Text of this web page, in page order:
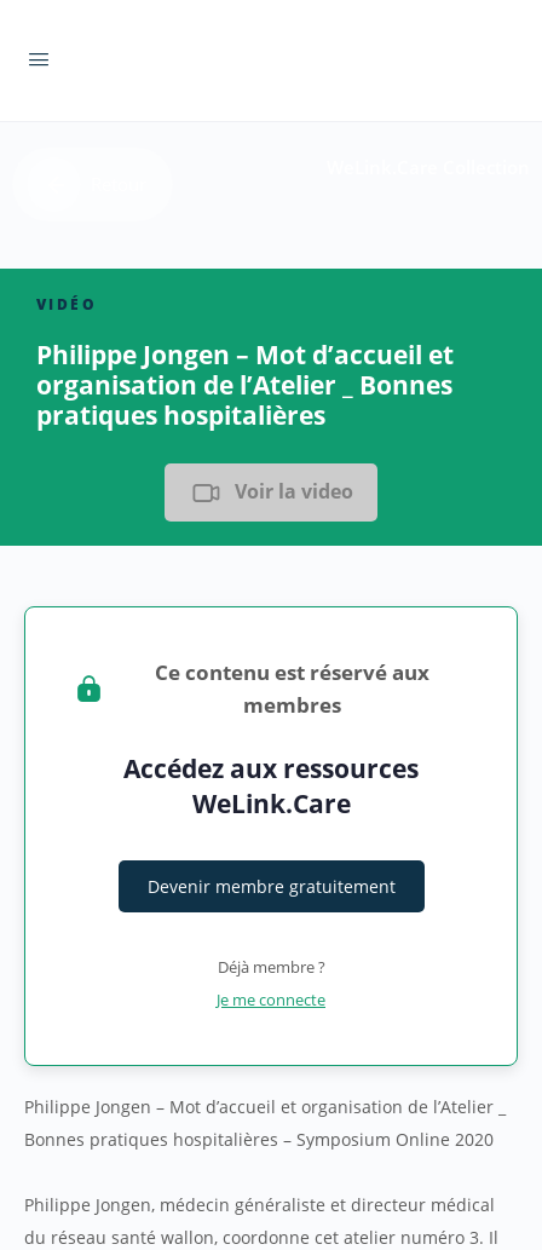
VIDÉO
Philippe Jongen – Mot d’accueil et
organisation de l’Atelier _ Bonnes
pratiques hospitalières
Voir la video
Ce contenu est réservé aux
membres
Accédez aux ressources
WeLink.Care
Devenir membre gratuitement
Déjà membre ?
Je me connecte
Philippe Jongen – Mot d’accueil et organisation de l’Atelier _
Bonnes pratiques hospitalières – Symposium Online 2020
Philippe Jongen, médecin généraliste et directeur médical
du réseau santé wallon, coordonne cet atelier numéro 3. Il